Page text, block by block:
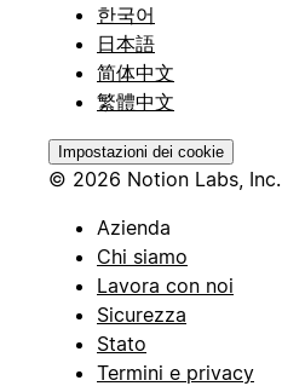
한국어
日本語
简体中文
繁體中文
Impostazioni dei cookie
© 2026 Notion Labs, Inc.
Azienda
Chi siamo
Lavora con noi
Sicurezza
Stato
Termini e privacy